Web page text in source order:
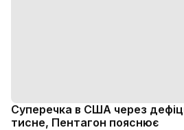
Суперечка в США через
тисне, Пентагон пояснює